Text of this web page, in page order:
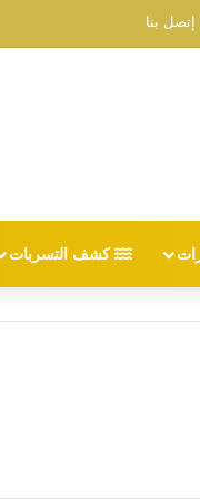
إتصل بنا
كشف التسربات